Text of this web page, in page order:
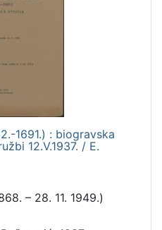
1691.) : biogravska
12.V.1937. / E.
– 28. 11. 1949.)